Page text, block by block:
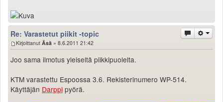
Oulun sää
Kuopion sää
Rovaniemen sää
MUUT
VIP-jäsenyys
Suunnittele oma paita
Mainostus
Re: Varastetut piikit -topic
Kirjoittanut Äsä » 8.6.2011 21:42
Joo sama ilmotus yleiseltä piikkipuolelta.
KTM varastettu Espoossa 3.6. Rekisterinumero WP-514.
Käyttäjän Darppi pyörä.